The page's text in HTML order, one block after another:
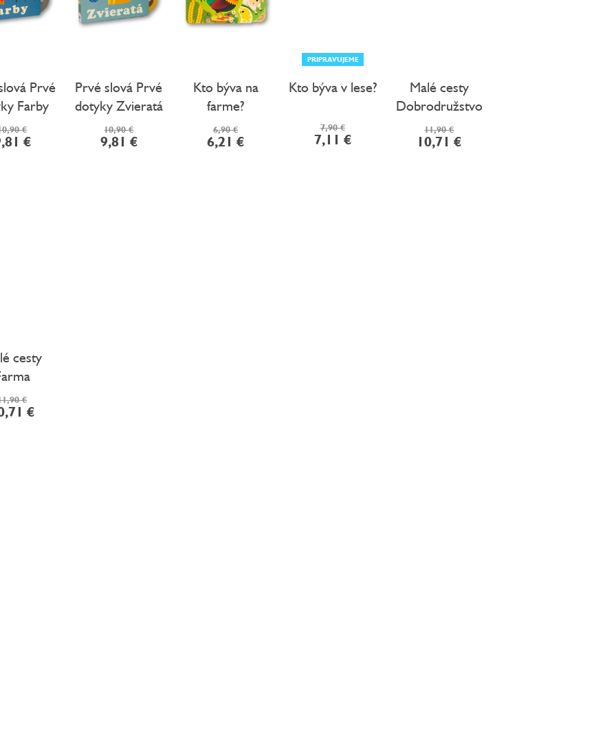
Prvé
Farby
€
€
Prvé slová Prvé
dotyky Zvieratá
10,90 €
9,81 €
Kto býva na
farme?
6,90 €
6,21 €
PRIPRAVUJEME
Kto býva v lese?
7,90 €
7,11 €
Malé cesty
Dobrodružstvo
11,90 €
10,71 €
cesty
€
€